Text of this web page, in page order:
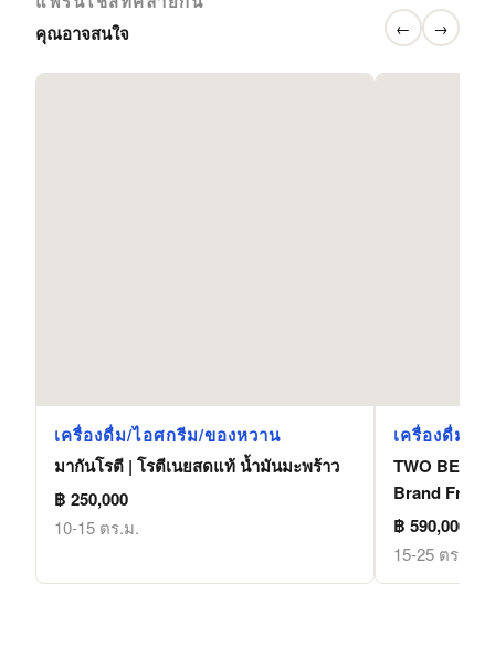
คุณอาจสนใจ
← →
เครื่องดื่ม/ไอศกรีม/ของหวาน
มากันโรตี | โรตีเนยสดแท้ น้ำมันมะพร้าว
฿ 250,000
10-15 ตร.ม.
เครื่องดื่ม/ไ
TWO BE
Brand
฿ 590,000
15-25 ตร.ม.